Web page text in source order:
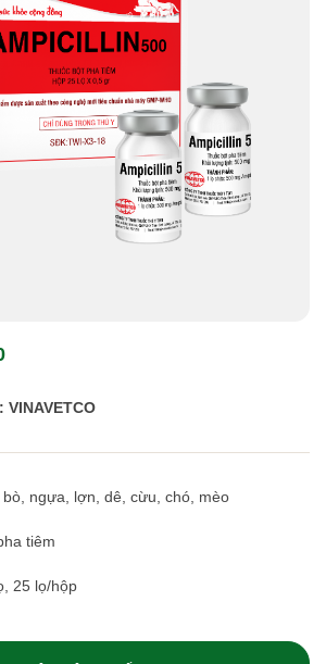
bò, ngựa, lợn, dê, cừu, chó, mèo
tiêm
25 lọ/hộp